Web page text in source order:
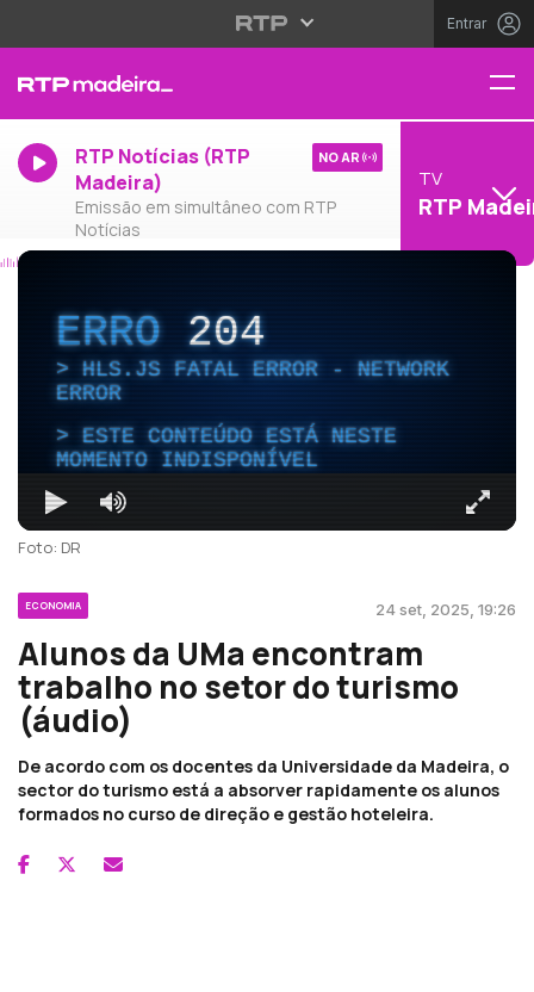
Entrar
RTP Notícias (RTP
Madeira)
Emissão em simultâneo com RTP
Notícias
NO AR
TV
RTP
ERRO204
HLS.JS FATAL ERROR - NETWORK
ERROR
ESTE CONTEÚDO ESTÁ NESTE
MOMENTO INDISPONÍVEL
Foto: DR
ECONOMIA 24 set, 2025, 19:26
Alunos da UMa encontram
trabalho no setor do turismo
(áudio)
De acordo com os docentes da Universidade da Madeira, o
sector do turismo está a absorver rapidamente os alunos
formados no curso de direção e gestão hoteleira.